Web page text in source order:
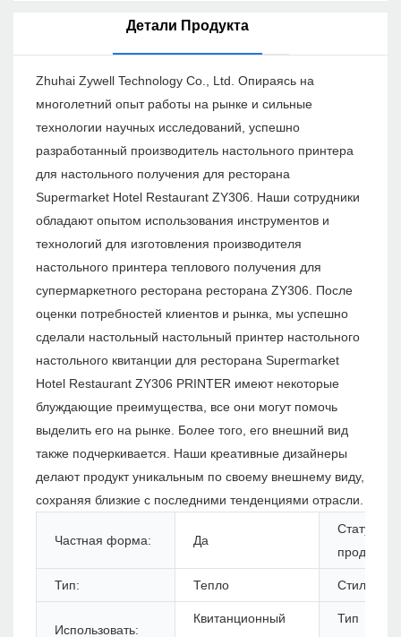
Детали Продукта
Zhuhai Zywell Technology Co., Ltd. Опираясь на
многолетний опыт работы на рынке и сильные
технологии научных исследований, успешно
разработанный производитель настольного принтера
для настольного получения для ресторана
Supermarket Hotel Restaurant ZY306. Наши сотрудники
обладают опытом использования инструментов и
технологий для изготовления производителя
настольного принтера теплового получения для
супермаркетного ресторана ресторана ZY306. После
оценки потребностей клиентов и рынка, мы успешно
сделали настольный настольный принтер настольного
настольного квитанции для ресторана Supermarket
Hotel Restaurant ZY306 PRINTER имеют некоторые
блуждающие преимущества, все они могут помочь
выделить его на рынке. Более того, его внешний вид
также подчеркивается. Наши креативные дизайнеры
делают продукт уникальным по своему внешнему виду,
сохраняя близкие с последними тенденциями отрасли.
Частная форма: Да
Статус
продуктов:
Тип: Тепло Стиль:
Использовать:
Квитанционный
Тип